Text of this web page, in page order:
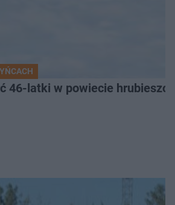
46-latki w powiecie